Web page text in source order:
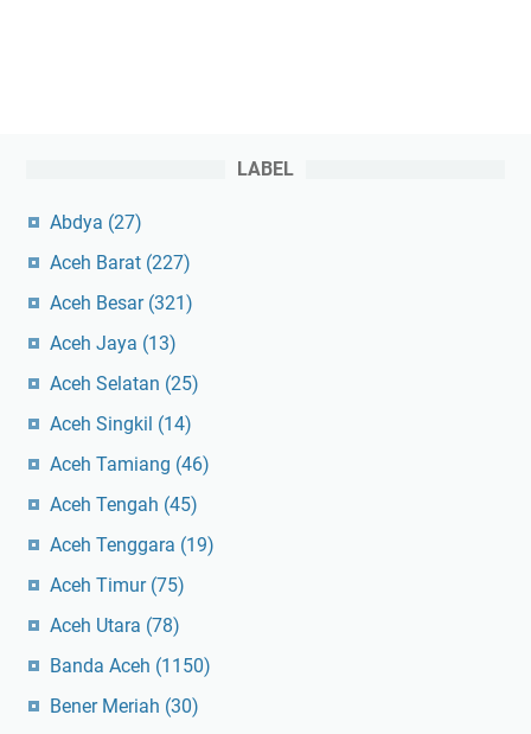
LABEL
Abdya (27)
Aceh Barat (227)
Aceh Besar (321)
Aceh Jaya (13)
Aceh Selatan (25)
Aceh Singkil (14)
Aceh Tamiang (46)
Aceh Tengah (45)
Aceh Tenggara (19)
Aceh Timur (75)
Aceh Utara (78)
Banda Aceh (1150)
Bener Meriah (30)